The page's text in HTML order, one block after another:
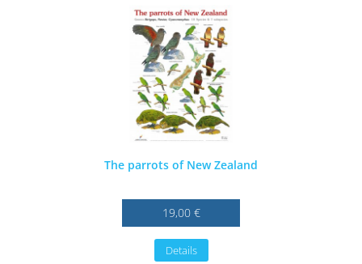
The parrots of New Zealand
19,00 €
Details